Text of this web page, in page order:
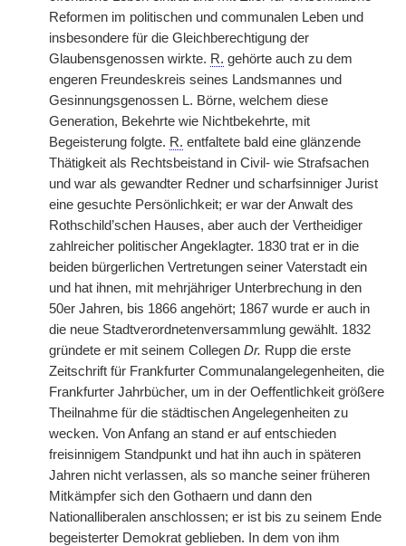
Reformen im politischen und communalen Leben und
insbesondere für die Gleichberechtigung der
Glaubensgenossen wirkte. R. gehörte auch zu dem
engeren Freundeskreis seines Landsmannes und
Gesinnungsgenossen L. Börne, welchem diese
Generation, Bekehrte wie Nichtbekehrte, mit
Begeisterung folgte. R. entfaltete bald eine glänzende
Thätigkeit als Rechtsbeistand in Civil- wie Strafsachen
und war als gewandter Redner und scharfsinniger Jurist
eine gesuchte Persönlichkeit; er war der Anwalt des
Rothschild’schen Hauses, aber auch der Vertheidiger
zahlreicher politischer Angeklagter. 1830 trat er in die
beiden bürgerlichen Vertretungen seiner Vaterstadt ein
und hat ihnen, mit mehrjähriger Unterbrechung in den
50er Jahren, bis 1866 angehört; 1867 wurde er auch in
die neue Stadtverordnetenversammlung gewählt. 1832
gründete er mit seinem Collegen Dr. Rupp die erste
Zeitschrift für Frankfurter Communalangelegenheiten, die
Frankfurter Jahrbücher, um in der Oeffentlichkeit größere
Theilnahme für die städtischen Angelegenheiten zu
wecken. Von Anfang an stand er auf entschieden
freisinnigem Standpunkt und hat ihn auch in späteren
Jahren nicht verlassen, als so manche seiner früheren
Mitkämpfer sich den Gothaern und dann den
Nationalliberalen anschlossen; er ist bis zu seinem Ende
begeisterter Demokrat geblieben. In dem von ihm